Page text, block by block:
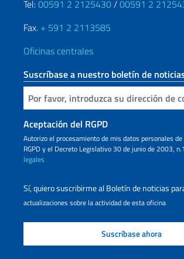
Tel:00591 2 2125430/00591 2
Fax. + 591 2 2113585
Oficinas centrales
Suscríbase a nuestro boletín de
Inserta tu correo electronico
Aceptación del RGPD
Autorizo ​​el procesamiento de mis datos personales
RGPD y el Decreto Legislativo 30 de junio de 2003,
legales
Sí, quiero suscribirme al Boletín de noticias
actualizaciones sobre la actividad de esta oficina